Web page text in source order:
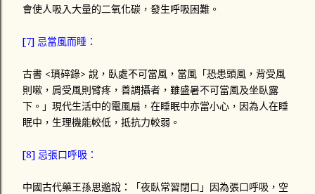
會使人吸入大量的二氧化碳，發生呼吸困難。
[7] 忌當風而睡：
古書 <瑣碎錄> 說，臥處不可當風，當風「恐患頭風，背受風
則嗽，肩受風則臂疼，善調攝者，雖盛暑不可當風及坐臥露
下。」現代生活中的電風扇，在睡眠中亦當小心，因為人在睡
眠中，生理機能較低，抵抗力較弱。
[8] 忌張口呼吸：
中國古代藥王孫思邈說：「夜臥常習閉口」因為張口呼吸，空